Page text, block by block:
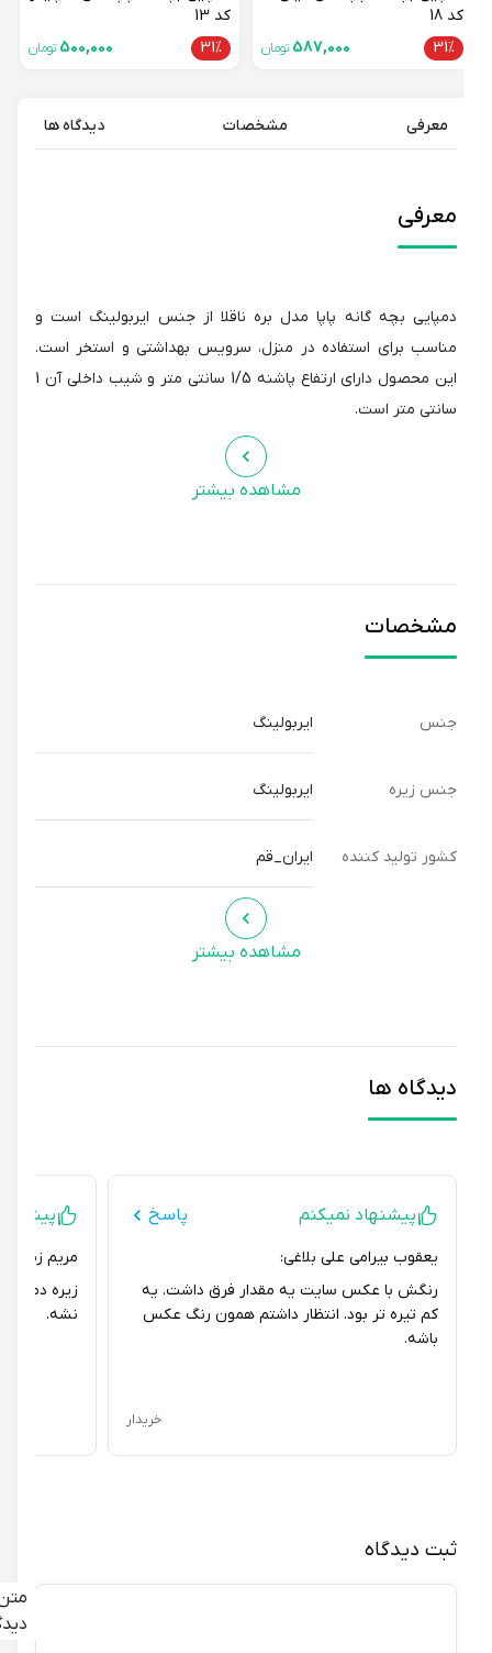
31%
587,000تومان
31%
500,000تومان
معرفی مشخصات دیدگاه ها
معرفی
دمپایی بچه گانه پاپا مدل بره ناقلا از جنس ایربولینگ است و
مناسب برای استفاده در منزل، سرویس بهداشتی و استخر است.
این محصول دارای ارتفاع پاشنه 1/5 سانتی متر و شیب داخلی آن 1
سانتی متر است.
مشاهده بیشتر
مشخصات
جنس ایربولینگ
جنس زیره ایربولینگ
کشور تولید کننده ایران_قم
مشاهده بیشتر
دیدگاه ها
ثبت دیدگاه
متن
دیدگاه
پیشنهاد نمیکنم پاسخ
یعقوب بیرامی علی بلاغی:
رنگش با عکس سایت یه مقدار فرق داشت. یه
کم تیره تر بود. انتظار داشتم همون رنگ عکس
باشه.
خریدار
پیشنهاد
مریم زبنبیه:
زیره دمپایی
نشه.